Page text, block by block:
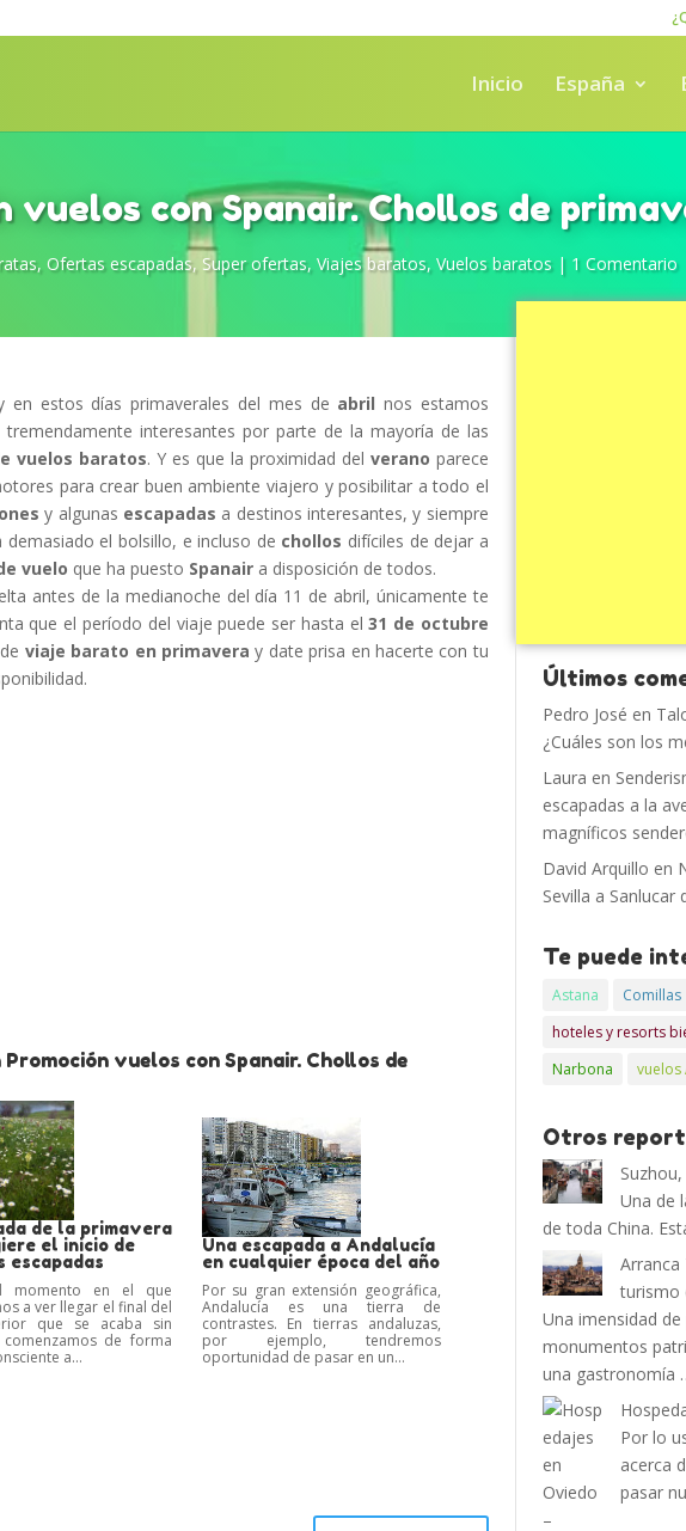
Inicio España
vuelos con Spanair. Chollos de
, Ofertas escapadas, Super ofertas, Viajes baratos, Vuelos baratos| 1 Comentario
en estos días primaverales del mes de abril nos estamos
tremendamente interesantes por parte de la mayoría de las
vuelos baratos. Y es que la proximidad del verano parece
para crear buen ambiente viajero y posibilitar a todo el
y algunas escapadas a destinos interesantes, y siempre
el bolsillo, e incluso de chollos difíciles de dejar a
vuelo que ha puesto Spanair a disposición de todos.
antes de la medianoche del día 11 de abril, únicamente te
que el período del viaje puede ser hasta el31 de octubre
viaje barato en primavera y date prisa en hacerte con tu
vuelos con Spanair. Chollos de
de la primavera
el inicio de
escapadas
momento en el que
a ver llegar el final del
que se acaba sin
de forma
a...
Una escapada a Andalucía
en cualquier época del año
Por su gran extensión geográfica,
Andalucía es una tierra de
contrastes. En tierras andaluzas,
por ejemplo, tendremos
oportunidad de pasar en un...
Últimos
Pedro José en
¿Cuáles son los
Laura en
escapadas a la
magníficos
David Arquillo en
Sevilla a Sanlucar
Te puede
Astana Comillas
hoteles y resorts
Narbona
vuelos
Otros
Una de
de toda China.
Arranca
turismo
Una imensidad
monumentos
una gastronomía
Por lo
acerca
pasar